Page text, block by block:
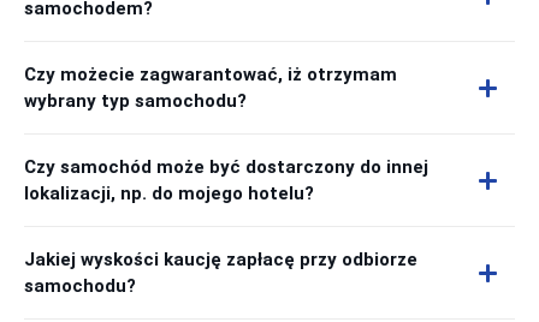
samochodem?
Czy możecie zagwarantować, iż otrzymam
wybrany typ samochodu?
Czy samochód może być dostarczony do innej
lokalizacji, np. do mojego hotelu?
Jakiej wyskości kaucję zapłacę przy odbiorze
samochodu?